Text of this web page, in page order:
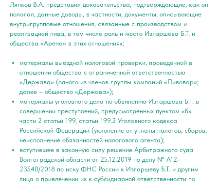
Ляпков В.А. представил доказательства, подтверждающие, как он
полагал, данные доводы, в частности, документы, описывающие
внутригрупповые отношения, связанные с производством и
реализацией пива, в том числе роль и место Изгаршева Б.Т. и
общества «Арена» в этих отношениях:
материалы выездной налоговой проверки, проведенной в
отношении общества с ограниченной ответственностью
«Держава» (одного из членов группы компаний «Пивовар»;
далее – общество «Держава»);
материалы уголовного дела по обвинению Изгаршева Б.Т. в
совершении преступлений, предусмотренных пунктом «б»
части 2 статьи 199, статьи 199.2 Уголовного кодекса
Российской Федерации (уклонение от уплаты налогов, сборов,
неисполнение обязанностей налогового агента);
вступившее в законную силу решение Арбитражного суда
Волгоградской области от 25.12.2019 по делу № А12-
23540/2018 по иску ФНС России к Изгаршеву Б.Т. и другим
лица о привлечении их к субсидиарной ответственности по